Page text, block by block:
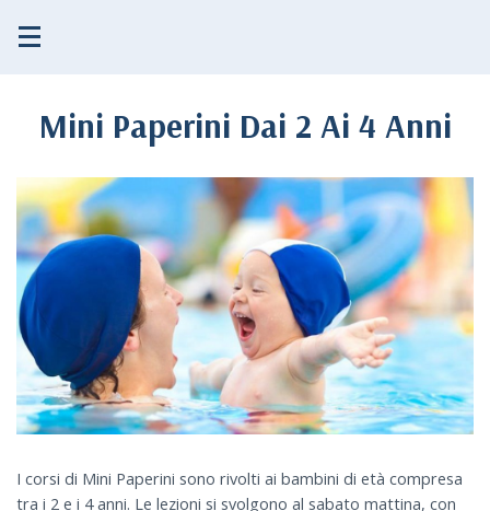
SQUADRA
NEWS
SOCIETÀ
Mini Paperini Dai 2 Ai 4 Anni
I corsi di Mini Paperini sono rivolti ai bambini di età compresa
tra i 2 e i 4 anni. Le lezioni si svolgono al sabato mattina, con